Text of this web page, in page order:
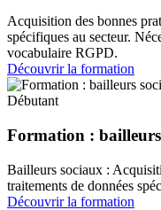
Acquisition des bonnes
spécifiques au secteur.
vocabulaire RGPD.
Découvrir la formation
Débutant
Formation :
Bailleurs sociaux :
traitements de données
Découvrir la formation